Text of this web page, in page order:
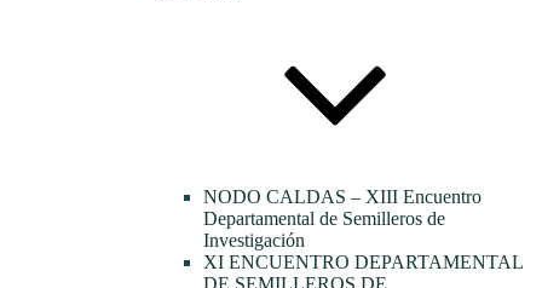
NODO CALDAS – XIII Encuentro
Departamental de Semilleros de
Investigación
XI ENCUENTRO DEPARTAMENTAL
DE SEMILLEROS DE